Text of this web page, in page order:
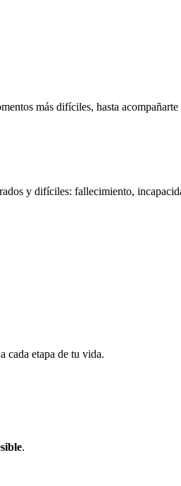
más difíciles, hasta
y difíciles: fallecimiento,
cada etapa de tu vida.
.